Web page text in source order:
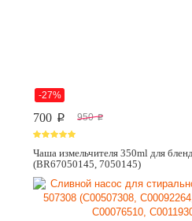
-27%
700 p 950 p
Чаша измельчителя 350ml для
(BR67050145, 7050145)